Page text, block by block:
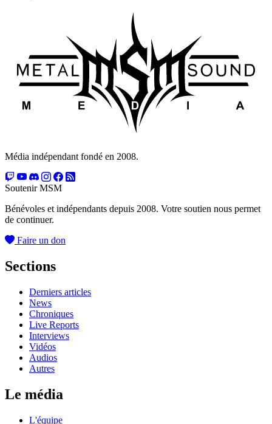
Média indépendant fondé en 2008.
Soutenir MSM
Bénévoles et indépendants depuis 2008. Votre soutien nous permet
de continuer.
Faire un don
Sections
Derniers articles
News
Chroniques
Live Reports
Interviews
Vidéos
Audios
Autres
Le média
L'équipe